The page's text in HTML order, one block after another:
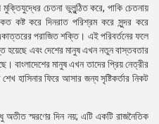
চেতনা ভুলুন্ঠিত করে, পাকি চেতনায়
কষ্ট করে দিনরাত পরিশ্রম করে সুন্দর করে
পরাজিত শক্তি। এই পরিবর্তনের ফলে
হয়েছে এবং দেশের মানুষ এখন নতুন বাস্তবতার
বাংলাদেশের মানুষ এখন তাদের প্রিয় নেত্রীর
হাসিনার ফিরে আসার জন্য সৃষ্টিকর্তার নিকট
অতীত স্মরণের দিন নয়; এটি একটি রাজনৈতিক